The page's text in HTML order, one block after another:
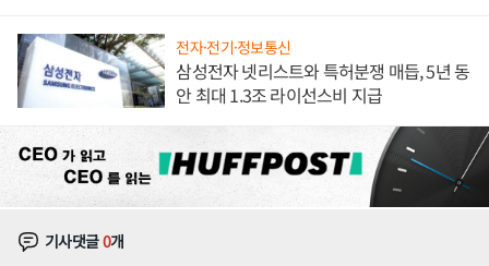
전자·전기·정보통신
삼성전자 넷리스트와 특허분쟁 매듭, 5년 동
안 최대 1.3조 라이선스비 지급
기사댓글0개